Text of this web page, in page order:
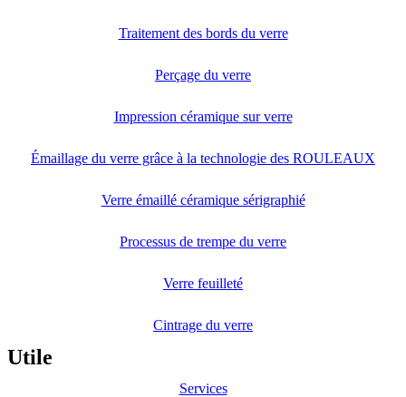
Traitement des bords du verre
Perçage du verre
Impression céramique sur verre
Émaillage du verre grâce à la technologie des ROULEAUX
Verre émaillé céramique sérigraphié
Processus de trempe du verre
Verre feuilleté
Cintrage du verre
Utile
Services